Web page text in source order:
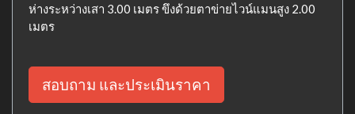
ห่างระหว่างเสา 3.00 เมตร ขึงด้วยตาข่ายไวน์แมนสูง 2.00
เมตร
สอบถาม และประเมินราคา